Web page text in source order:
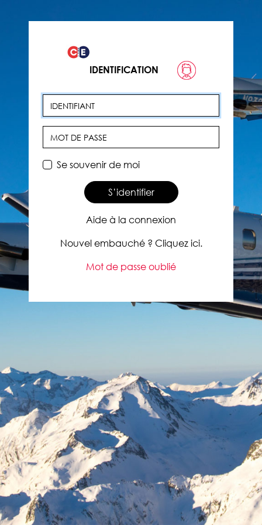
IDENTIFICATION
Identifiant
Se souvenir de moi
S’identifier
Aide à la connexion
Nouvel embauché ? Cliquez ici.
Mot de passe oublié